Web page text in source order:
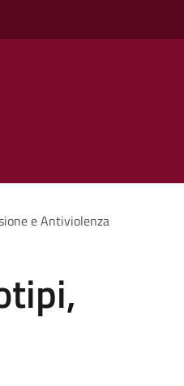
e Antiviolenza